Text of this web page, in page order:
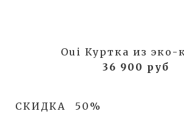
Oui Куртка из эко-
36 900 руб
СКИДКА 50%